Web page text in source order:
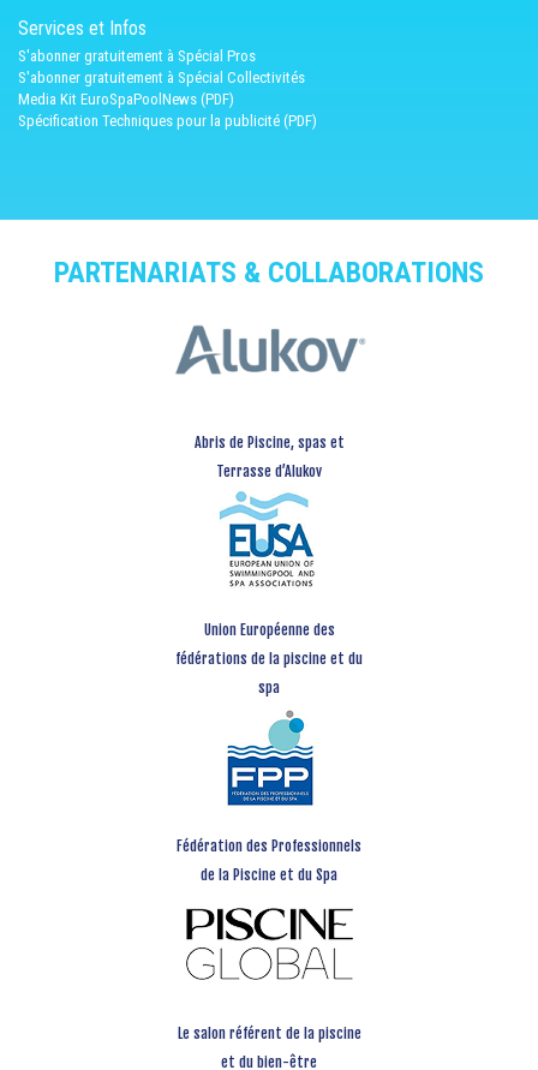
Services et Infos
S'abonner gratuitement à Spécial Pros
S'abonner gratuitement à Spécial Collectivités
Media Kit EuroSpaPoolNews (PDF)
Spécification Techniques pour la publicité (PDF)
PARTENARIATS & COLLABORATIONS
Abris de Piscine, spas et
Terrasse d’Alukov
Union Européenne des
fédérations de la piscine et du
spa
Fédération des Professionnels
de la Piscine et du Spa
Le salon référent de la piscine
et du bien-être